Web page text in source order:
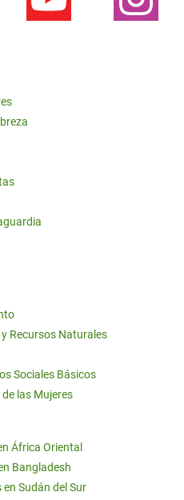
Recursos Naturales
Sociales Básicos
las Mujeres
África Oriental
Bangladesh
Sudán del Sur